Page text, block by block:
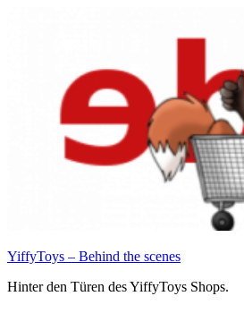
YiffyToys – Behind the scenes
Hinter den Türen des YiffyToys Shops.